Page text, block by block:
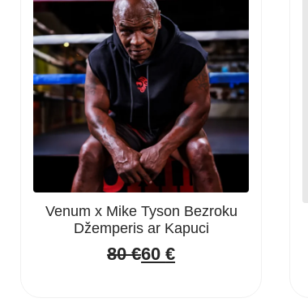
Venum x Mike Tyson Bezroku
Džemperis ar Kapuci
80€Original
60€
Current